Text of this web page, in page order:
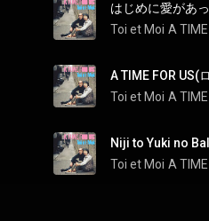
はじめに愛があ
Toi et Moi A TIME
A TIME FOR US(
Toi et Moi A TIME
Niji to Yuki no
Toi et Moi A TIME